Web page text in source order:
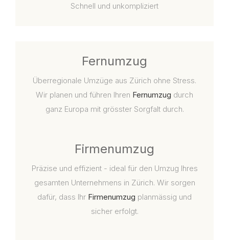
Schnell und unkompliziert
Fernumzug
Überregionale Umzüge aus Zürich ohne Stress.
Wir planen und führen Ihren Fernumzug durch
ganz Europa mit grösster Sorgfalt durch.
Firmenumzug
Präzise und effizient - ideal für den Umzug Ihres
gesamten Unternehmens in Zürich. Wir sorgen
dafür, dass Ihr Firmenumzug planmässig und
sicher erfolgt.